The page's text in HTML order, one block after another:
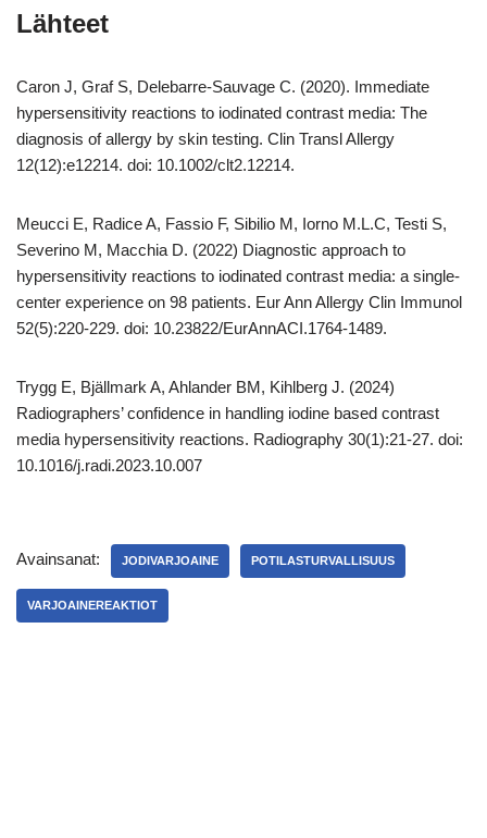
Lähteet
Caron J, Graf S, Delebarre-Sauvage C. (2020). Immediate
hypersensitivity reactions to iodinated contrast media: The
diagnosis of allergy by skin testing. Clin Transl Allergy
12(12):e12214. doi: 10.1002/clt2.12214.
Meucci E, Radice A, Fassio F, Sibilio M, Iorno M.L.C, Testi S,
Severino M, Macchia D. (2022) Diagnostic approach to
hypersensitivity reactions to iodinated contrast media: a single-
center experience on 98 patients. Eur Ann Allergy Clin Immunol
52(5):220-229. doi: 10.23822/EurAnnACI.1764-1489.
Trygg E, Bjällmark A, Ahlander BM, Kihlberg J. (2024)
Radiographers’ confidence in handling iodine based contrast
media hypersensitivity reactions. Radiography 30(1):21-27. doi:
10.1016/j.radi.2023.10.007
Avainsanat: JODIVARJOAINE POTILASTURVALLISUUS
VARJOAINEREAKTIOT